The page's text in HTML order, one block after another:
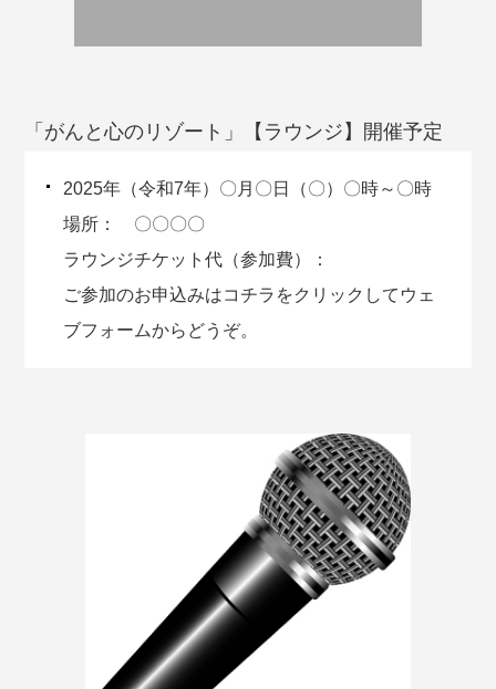
「がんと心のリゾート」【ラウンジ】開催予定
2025年（令和7年）〇月〇日（〇）〇時～〇時
場所： 〇〇〇〇
ラウンジチケット代（参加費）：
ご参加のお申込みはコチラをクリックしてウェ
ブフォームからどうぞ。